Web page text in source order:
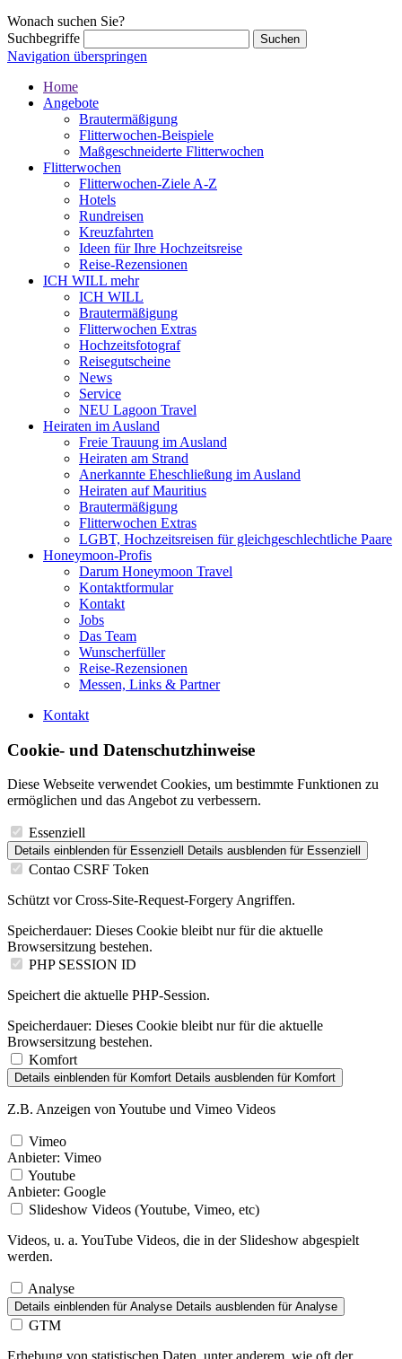
Wonach suchen Sie?
Suchbegriffe
Navigation überspringen
Home
Angebote
Brautermäßigung
Flitterwochen-Beispiele
Maßgeschneiderte Flitterwochen
Flitterwochen
Flitterwochen-Ziele A-Z
Hotels
Rundreisen
Kreuzfahrten
Ideen für Ihre Hochzeitsreise
Reise-Rezensionen
ICH WILL mehr
ICH WILL
Brautermäßigung
Flitterwochen Extras
Hochzeitsfotograf
Reisegutscheine
News
Service
NEU Lagoon Travel
Heiraten im Ausland
Freie Trauung im Ausland
Heiraten am Strand
Anerkannte Eheschließung im Ausland
Heiraten auf Mauritius
Brautermäßigung
Flitterwochen Extras
LGBT, Hochzeitsreisen für gleichgeschlechtliche Paare
Honeymoon-Profis
Darum Honeymoon Travel
Kontaktformular
Kontakt
Jobs
Das Team
Wunscherfüller
Reise-Rezensionen
Messen, Links & Partner
Kontakt
Cookie- und Datenschutzhinweise
Diese Webseite verwendet Cookies, um bestimmte Funktionen zu
ermöglichen und das Angebot zu verbessern.
Essenziell
Details einblenden für Essenziell Details ausblenden für Essenziell
Contao CSRF Token
Schützt vor Cross-Site-Request-Forgery Angriffen.
Speicherdauer: Dieses Cookie bleibt nur für die aktuelle
Browsersitzung bestehen.
PHP SESSION ID
Speichert die aktuelle PHP-Session.
Speicherdauer: Dieses Cookie bleibt nur für die aktuelle
Browsersitzung bestehen.
Komfort
Details einblenden für Komfort Details ausblenden für Komfort
Z.B. Anzeigen von Youtube und Vimeo Videos
Vimeo
Anbieter: Vimeo
Youtube
Anbieter: Google
Slideshow Videos (Youtube, Vimeo, etc)
Videos, u. a. YouTube Videos, die in der Slideshow abgespielt
werden.
Analyse
Details einblenden für Analyse Details ausblenden für Analyse
GTM